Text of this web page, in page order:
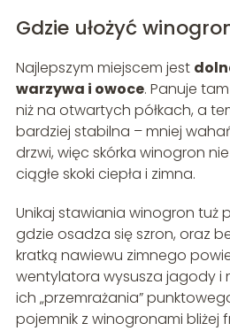
Gdzie ułożyć
Najlepszym miejscem jest
warzywa i owoce. Panuje
niż na otwartych półkach, a
bardziej stabilna – mniej
drzwi, więc skórka winogron
ciągłe skoki ciepła i zimna.
Unikaj stawiania winogron tuż
gdzie osadza się szron, oraz
kratką nawiewu zimnego
wentylatora wysusza jagody i
ich „przemrażania”
pojemnik z winogronami bliżej